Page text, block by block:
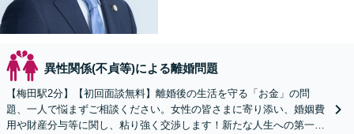
異性関係(不貞等)による離婚問題
【梅田駅2分】【初回面談無料】離婚後の生活を守る「お金」の問
題、一人で悩まずご相談ください。女性の皆さまに寄り添い、婚姻費
用や財産分与等に関し、粘り強く交渉します！新たな人生への第一歩